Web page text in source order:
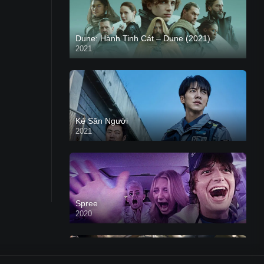
Dune: Hành Tinh Cát – Dune (2021)
2021
HD VIETSUB
Kẻ Săn Người
2021
Spree
2020